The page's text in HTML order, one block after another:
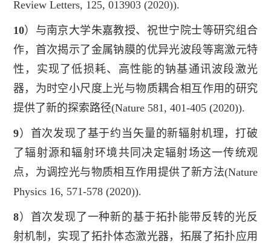
Review Letters, 125, 013903 (2020)).
10） 与南京大学朱嘉教授、祝世宁院士等研究组合
作，首次揭示了金属钠膜的优异光波段等离激元特
性，实现了低损耗、高性能的钠基通讯波段激光
器，为时空小尺度上光与物质耦合相互作用的研究
提供了新的探索路径(Nature 581, 401-405 (2020)).
9） 首次发现了基于约当矢量的新辐射机理，打破
了辐射源和辐射环境共同决定辐射场这一传统观
点，为调控光与物质相互作用提供了新方法(Nature
Physics 16, 571-578 (2020)).
8） 首次发现了一种新的基于拓扑能带反转的光反
射机制，实现了拓扑体态激光器，拓展了拓扑应用